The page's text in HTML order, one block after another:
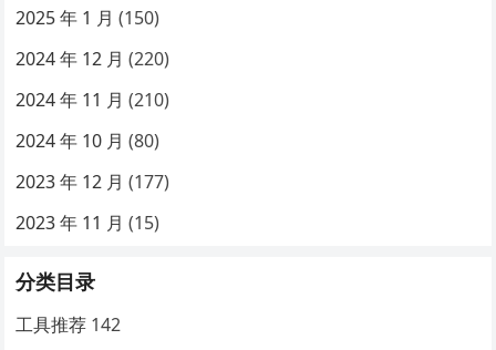
2025 年 1 月 (150)
2024 年 12 月 (220)
2024 年 11 月 (210)
2024 年 10 月 (80)
2023 年 12 月 (177)
2023 年 11 月 (15)
分类目录
工具推荐 142